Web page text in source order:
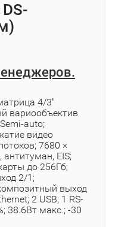
4/3"
вариообъектив
auto;
видео
7680 ×
антитуман, EIS;
до 256Гб;
2/1;
выход
2 USB; 1 RS-
38.6Вт макс.; -30